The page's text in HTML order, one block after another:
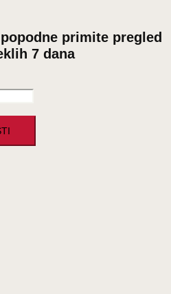
primite pregled
7 dana